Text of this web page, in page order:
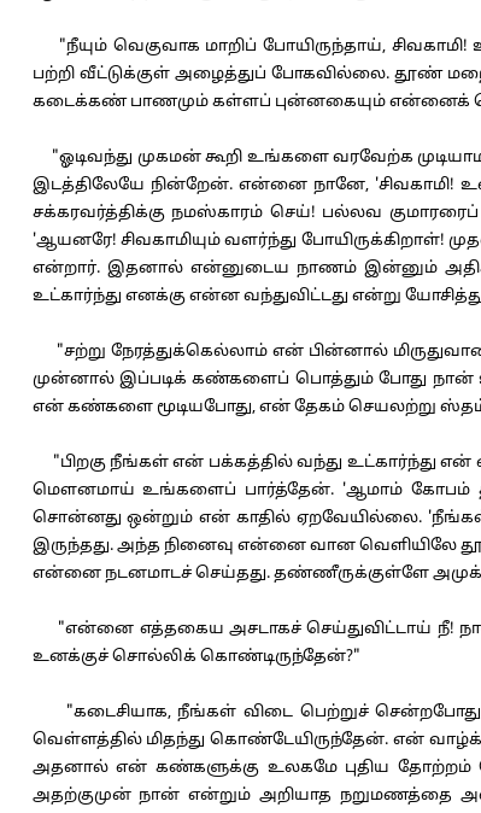
"நீயும் வெகுவாக மாறிப் போயிருந்தாய்,
பற்றி வீட்டுக்குள் அழைத்துப் போகவில்லை. தூண்
கடைக்கண் பாணமும் கள்ளப் புன்னகையும்
"ஓடிவந்து முகமன் கூறி உங்களை வரவேற்க
இடத்திலேயே நின்றேன். என்னை நானே, 'சிவகாமி!
சக்கரவர்த்திக்கு நமஸ்காரம் செய்! பல்லவ
'ஆயனரே! சிவகாமியும் வளர்ந்து போயிருக்கிறாள்!
என்றார். இதனால் என்னுடைய நாணம் இன்னும்
உட்கார்ந்து எனக்கு என்ன வந்துவிட்டது என்று
"சற்று நேரத்துக்கெல்லாம் என் பின்னால்
முன்னால் இப்படிக் கண்களைப் பொத்தும் போது நான்
என் கண்களை மூடியபோது, என் தேகம் செயலற்று
"பிறகு நீங்கள் என் பக்கத்தில் வந்து உட்கார்ந்து
மௌனமாய் உங்களைப் பார்த்தேன். 'ஆமாம் கோபம்
சொன்னது ஒன்றும் என் காதில் ஏறவேயில்லை. 'நீங்கள்
இருந்தது. அந்த நினைவு என்னை வான வெளியிலே
என்னை நடனமாடச் செய்தது. தண்ணீருக்குள்ளே
"என்னை எத்தகைய அசடாகச் செய்துவிட்டாய் நீ!
உனக்குச் சொல்லிக் கொண்டிருந்தேன்?"
"கடைசியாக, நீங்கள் விடை பெற்றுச் சென்றபோது,
வெள்ளத்தில் மிதந்து கொண்டேயிருந்தேன். என்
அதனால் என் கண்களுக்கு உலகமே புதிய தோற்றம்
அதற்குமுன் நான் என்றும் அறியாத நறுமணத்தை